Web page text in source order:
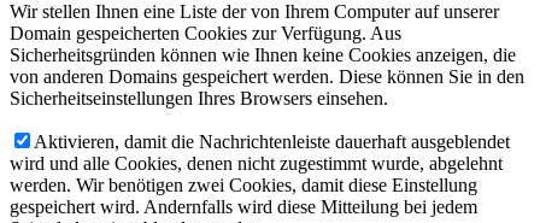
Wir stellen Ihnen eine Liste der von Ihrem Computer auf unserer
Domain gespeicherten Cookies zur Verfügung. Aus
Sicherheitsgründen können wie Ihnen keine Cookies anzeigen, die
von anderen Domains gespeichert werden. Diese können Sie in den
Sicherheitseinstellungen Ihres Browsers einsehen.
Aktivieren, damit die Nachrichtenleiste dauerhaft ausgeblendet
wird und alle Cookies, denen nicht zugestimmt wurde, abgelehnt
werden. Wir benötigen zwei Cookies, damit diese Einstellung
gespeichert wird. Andernfalls wird diese Mitteilung bei jedem